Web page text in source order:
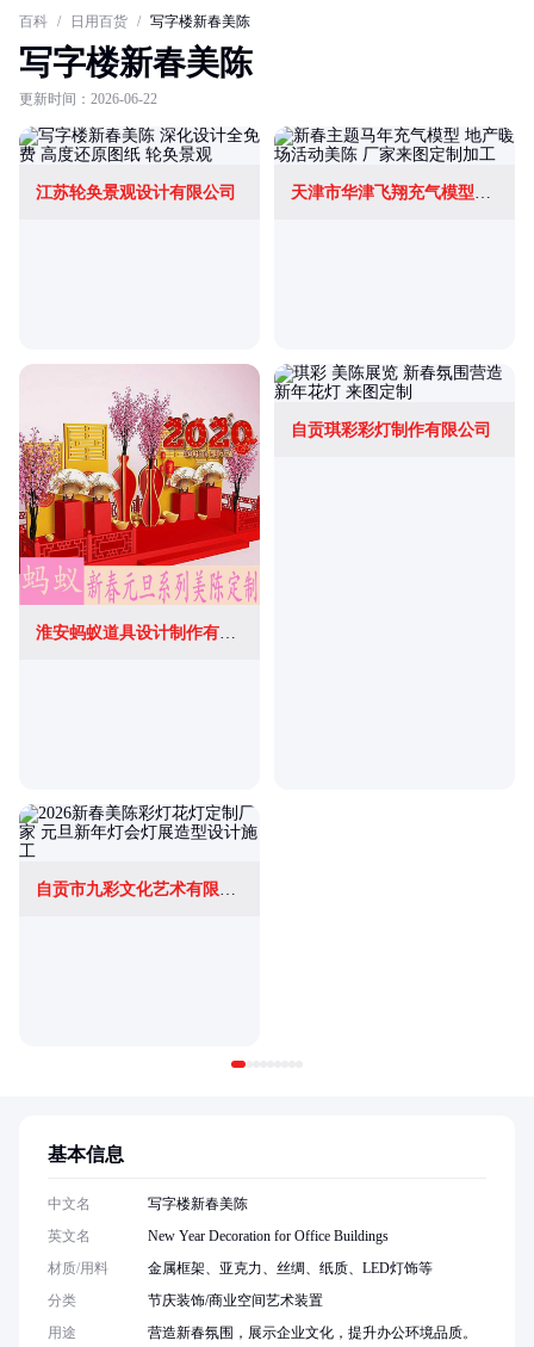
百科 / 日用百货 / 写字楼新春美陈
写字楼新春美陈
更新时间：2026-06-22
江苏轮奂景观设计有限公司 天津市华津飞翔充气模型科技有限公司
淮安蚂蚁道具设计制作有限公司
自贡琪彩彩灯制作有限公司
自贡市九彩文化艺术有限公司
基本信息
中文名
写字楼新春美陈
英文名
New Year Decoration for Office Buildings
材质/用料
金属框架、亚克力、丝绸、纸质、LED灯饰等
分类
节庆装饰/商业空间艺术装置
用途
营造新春氛围，展示企业文化，提升办公环境品质。